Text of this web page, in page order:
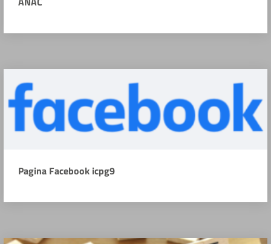
Pagina Facebook icpg9